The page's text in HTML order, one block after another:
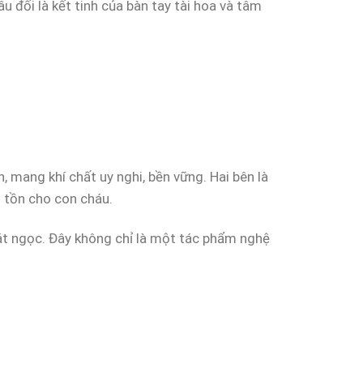
đối là kết tinh của bàn tay tài hoa và tâm
khí chất uy nghi, bền vững. Hai bên là
cho con cháu.
ngọc. Đây không chỉ là một tác phẩm nghệ